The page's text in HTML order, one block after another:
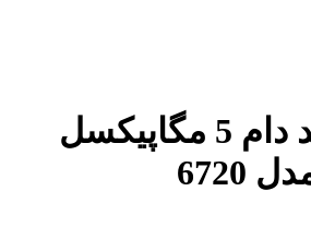
دوربین اسپید دام 5 مگاپیکسل